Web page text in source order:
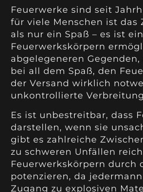
Feuerwerke sind seit
für viele Menschen ist das
als nur ein Spaß – es ist
Feuerwerkskörpern
abgelegeneren
bei all dem Spaß, den
der Versand wirklich
unkontrollierte
Es ist unbestreitbar, dass
darstellen, wenn sie
gibt es zahlreiche
zu schweren Unfällen
Feuerwerkskörpern durch
potenzieren, da
Zugang zu explosiven